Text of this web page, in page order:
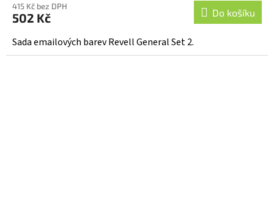
415 Kč bez DPH
502 Kč Do košíku
Sada emailových barev Revell General Set 2.